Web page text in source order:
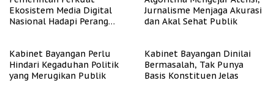
Ekosistem Media Digital
Nasional Hadapi Perang
Jurnalisme Menjaga Akurasi
dan Akal Sehat Publik
Kabinet Bayangan Perlu
Hindari Kegaduhan Politik
yang Merugikan Publik
Kabinet Bayangan Dinilai
Bermasalah, Tak Punya
Basis Konstituen Jelas